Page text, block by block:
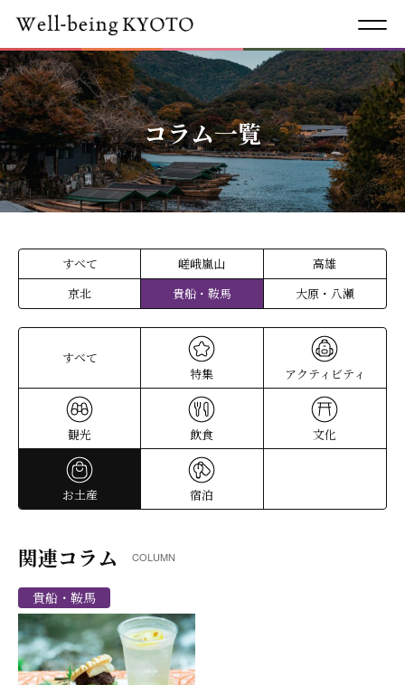
コラム一覧
すべて 嵯峨嵐山
高雄
京北
貴船・鞍馬 大原・八瀬
すべて
特集
アクティビティ
観光 飲食 文化
お土産 宿泊
関連コラム COLUMN
貴船・鞍馬